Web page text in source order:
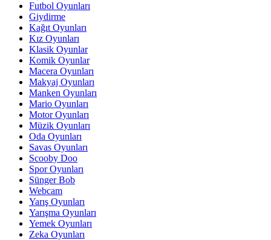
Futbol Oyunları
Giydirme
Kağıt Oyunları
Kız Oyunları
Klasik Oyunlar
Komik Oyunlar
Macera Oyunları
Makyaj Oyunları
Manken Oyunları
Mario Oyunları
Motor Oyunları
Müzik Oyunları
Oda Oyunları
Savas Oyunları
Scooby Doo
Spor Oyunları
Sünger Bob
Webcam
Yarış Oyunları
Yarışma Oyunları
Yemek Oyunları
Zeka Oyunları